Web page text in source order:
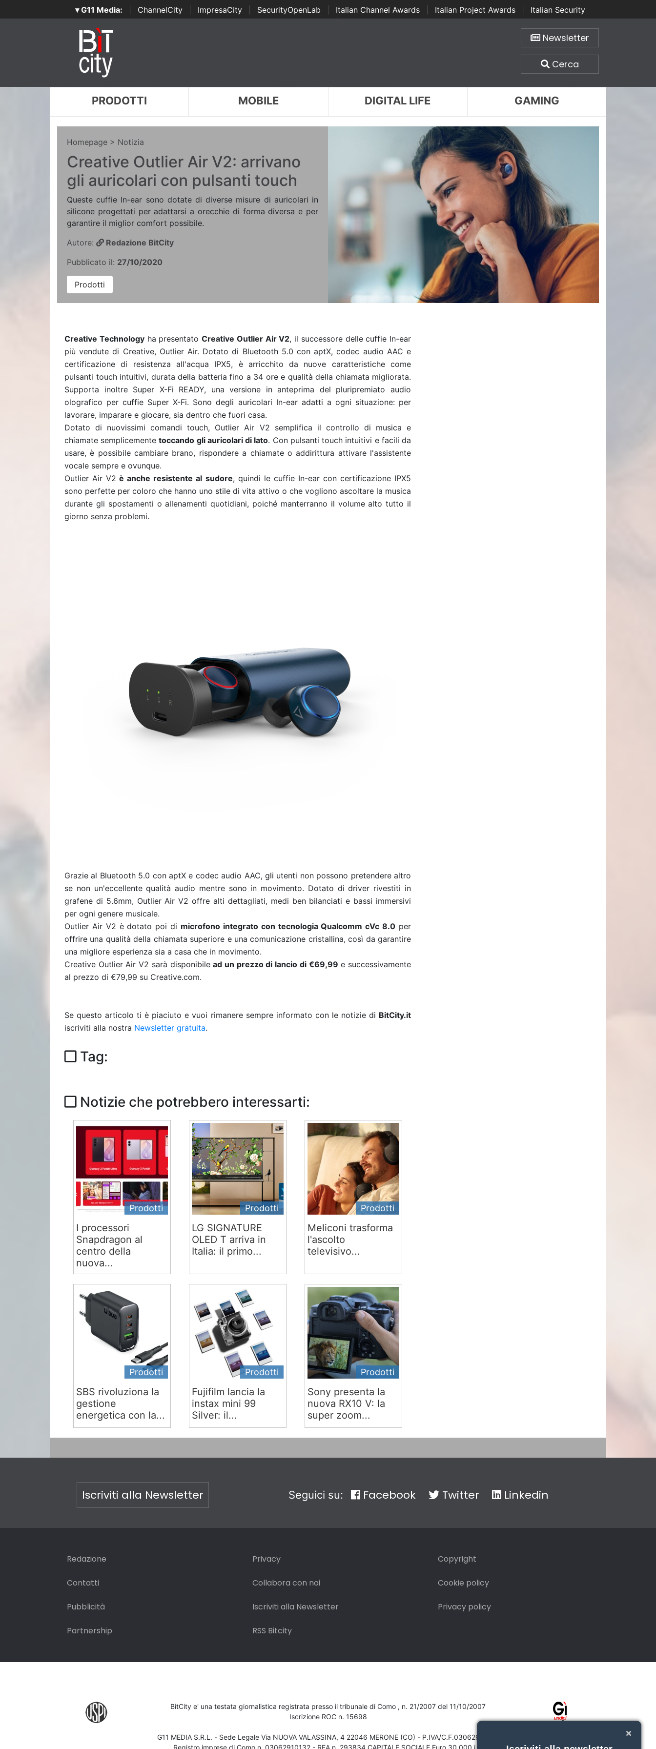
▾ G11 Media: ChannelCity ImpresaCity SecurityOpenLab Italian Channel Awards Italian Project Awards
Italian Security
Awards | ...
Newsletter
Cerca
PRODOTTI MOBILE DIGITAL LIFE GAMING
Homepage > Notizia
Creative Outlier Air V2: arrivano
gli auricolari con pulsanti touch
Queste cuffie In-ear sono dotate di diverse misure di auricolari in
silicone progettati per adattarsi a orecchie di forma diversa e per
garantire il miglior comfort possibile.
Autore:
Redazione BitCity
Pubblicato il: 27/10/2020
Prodotti
Creative Technologyha presentato Creative Outlier Air V2, il successore delle cuffie In-ear
più vendute di Creative, Outlier Air. Dotato di Bluetooth 5.0 con aptX, codec audio AAC e
certificazione di resistenza all'acqua IPX5, è arricchito da nuove caratteristiche come
pulsanti touch intuitivi, durata della batteria fino a 34 ore e qualità della chiamata migliorata.
Supporta inoltre Super X-Fi READY, una versione in anteprima del pluripremiato audio
olografico per cuffie Super X-Fi. Sono degli auricolari In-ear adatti a ogni situazione: per
lavorare, imparare e giocare, sia dentro che fuori casa.
Dotato di nuovissimi comandi touch, Outlier Air V2 semplifica il controllo di musica e
chiamate semplicementetoccando gli auricolari di lato. Con pulsanti touch intuitivi e facili da
usare, è possibile cambiare brano, rispondere a chiamate o addirittura attivare l'assistente
vocale sempre e ovunque.
Outlier Air V2 è anche resistente al sudore, quindi le cuffie In-ear con certificazione IPX5
sono perfette per coloro che hanno uno stile di vita attivo o che vogliono ascoltare la musica
durante gli spostamenti o allenamenti quotidiani, poiché manterranno il volume alto tutto il
giorno senza problemi.
Grazie al Bluetooth 5.0 con aptX e codec audio AAC, gli utenti non possono pretendere altro
se non un'eccellente qualità audio mentre sono in movimento. Dotato di driver rivestiti in
grafene di 5.6mm, Outlier Air V2 offre alti dettagliati, medi ben bilanciati e bassi immersivi
per ogni genere musicale.
Outlier Air V2 è dotato poi di microfono integrato con tecnologia Qualcomm cVc 8.0 per
offrire una qualità della chiamata superiore e una comunicazione cristallina, così da garantire
una migliore esperienza sia a casa che in movimento.
Creative Outlier Air V2 sarà disponibilead un prezzo di lancio di €69,99 e successivamente
al prezzo di €79,99 su Creative.com.
Se questo articolo ti è piaciuto e vuoi rimanere sempre informato con le notizie di BitCity.it
iscriviti alla nostra Newsletter gratuita.
Tag:
Notizie che potrebbero interessarti:
Prodotti
I processori
Snapdragon al
centro della
nuova...
Prodotti
LG SIGNATURE
OLED T arriva in
Italia: il primo...
Prodotti
Meliconi trasforma
l'ascolto
televisivo...
Prodotti
SBS rivoluziona la
gestione
energetica con la...
Prodotti
Fujifilm lancia la
instax mini 99
Silver: il...
Prodotti
Sony presenta la
nuova RX10 V: la
super zoom...
Iscriviti alla Newsletter Seguici su: Facebook Twitter Linkedin
Redazione
Contatti
Pubblicità
Partnership
Privacy
Collabora con noi
Iscriviti alla Newsletter
RSS Bitcity
Copyright
Cookie policy
Privacy policy
BitCity e' una testata giornalistica registrata presso il tribunale di Como , n. 21/2007 del 11/10/2007
Iscrizione ROC n. 15698
G11 MEDIA S.R.L. - Sede Legale Via NUOVA VALASSINA, 4 22046 MERONE (CO) - P.IVA/C.F.03062910132
Registro imprese di Como n. 03062910132 - REA n. 293834 CAPITALE SOCIALE Euro 30.000 i.v.